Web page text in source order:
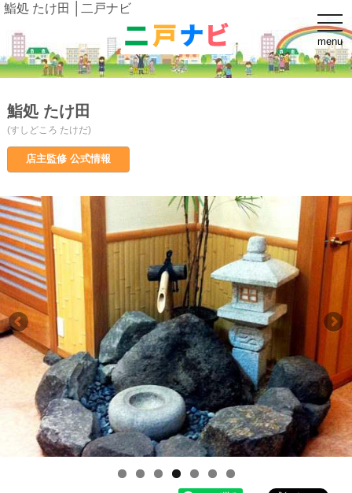
t
o
g
g
l
e
n
menu
鮨処 たけ田 │二戸ナビ
鮨処 たけ田
(すしどころ たけだ)
店主監修 公式情報